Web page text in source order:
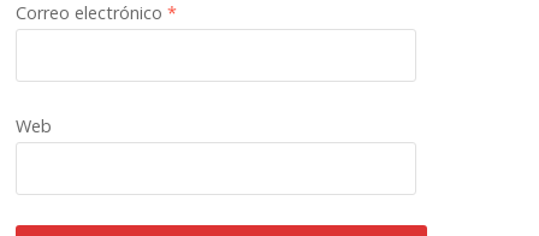
Correo electrónico*
Web